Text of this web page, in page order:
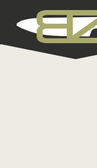
Konyhakések
Bicskák
Vadászkések
Ajánlatkérés